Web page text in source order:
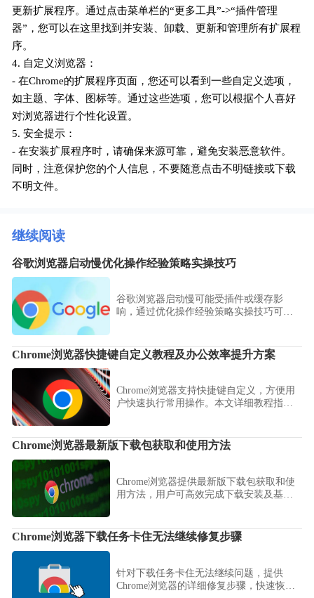
更新扩展程序。通过点击菜单栏的“更多工具”->“插件管理
器”，您可以在这里找到并安装、卸载、更新和管理所有扩展程
序。
4. 自定义浏览器：
- 在Chrome的扩展程序页面，您还可以看到一些自定义选项，
如主题、字体、图标等。通过这些选项，您可以根据个人喜好
对浏览器进行个性化设置。
5. 安全提示：
- 在安装扩展程序时，请确保来源可靠，避免安装恶意软件。
同时，注意保护您的个人信息，不要随意点击不明链接或下载
不明文件。
继续阅读
谷歌浏览器启动慢优化操作经验策略实操技巧
谷歌浏览器启动慢可能受插件或缓存影
响，通过优化操作经验策略实操技巧可显
Chrome浏览器快捷键自定义教程及办公效率提升方案
Chrome浏览器支持快捷键自定义，方便用
户快速执行常用操作。本文详细教程指导
Chrome浏览器最新版下载包获取和使用方法
Chrome浏览器提供最新版下载包获取和使
用方法，用户可高效完成下载安装及基础
Chrome浏览器下载任务卡住无法继续修复步骤
针对下载任务卡住无法继续问题，提供
Chrome浏览器的详细修复步骤，快速恢复